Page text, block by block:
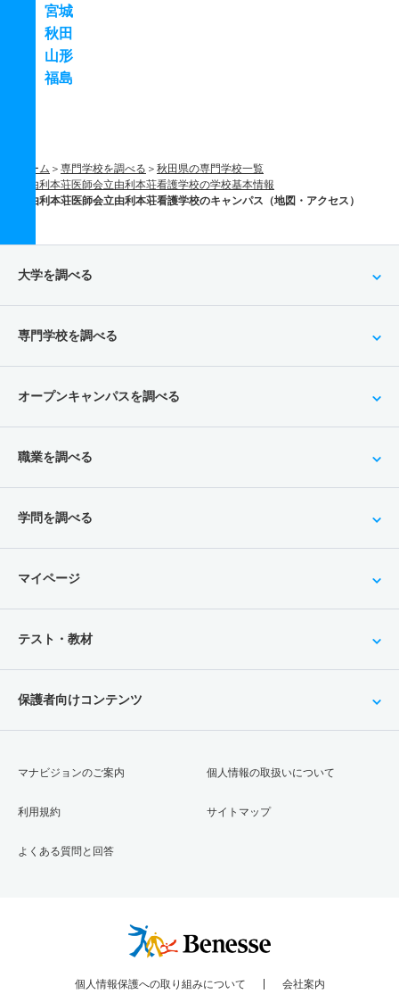
宮城
秋田
山形
福島
ホーム 専門学校を調べる
秋田県の専門学校一覧
由利本荘医師会立由利本荘看護学校の学校基本情報
由利本荘医師会立由利本荘看護学校のキャンパス（地図・アクセス）
大学を調べる
専門学校を調べる
オープンキャンパスを調べる
職業を調べる
学問を調べる
マイページ
テスト・教材
保護者向けコンテンツ
マナビジョンのご案内
利用規約
よくある質問と回答
個人情報の取扱いについて
サイトマップ
個人情報保護への取り組みについて 会社案内